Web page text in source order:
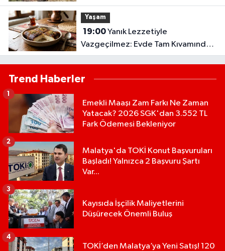
Yaşam
19:00Yanık Lezzetiyle
Vazgeçilmez: Evde Tam Kıvamında
Kazandibi Tarifi
Trend Haberler
Emekli Maaşı Zam Farkı Ne Zaman
Yatacak? 2026 SGK'dan 3.552 TL
Fark Ödemesi Bekleniyor
1
Malatya'da TOKİ Konut Başvuruları
Başladı! Yalnızca 2 Başvuru Şartı
Var...
2
Kayısıda İşçilik Maliyetlerini
Düşürecek Önemli Buluş
3
TOKİ’den Malatya’ya Yeni Satış! 120
4